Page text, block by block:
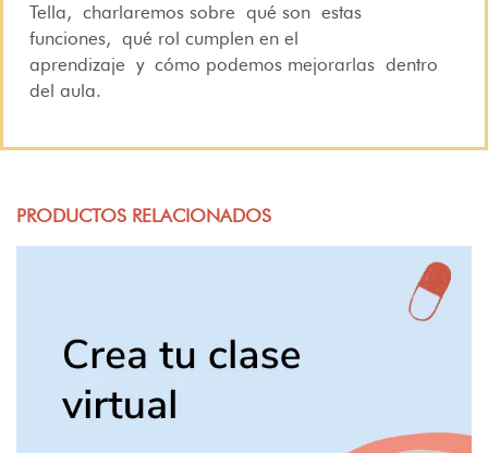
Tella, charlaremos sobre qué son estas
funciones, qué rol cumplen en el
aprendizaje y cómo podemos mejorarlas dentro
del aula.​​​​​​​
PRODUCTOS RELACIONADOS